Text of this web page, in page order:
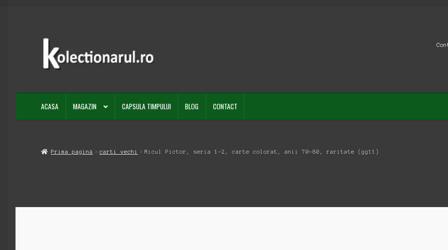
Sari
navigare
Sari
conținut
ACASA MAGAZIN CAPSULA TIMPULUI BLOG CONTACT
Prima pagină carti vechi Micul Pictor, seria 1-2, carte colorat, anii 70-80, raritate (gg11)